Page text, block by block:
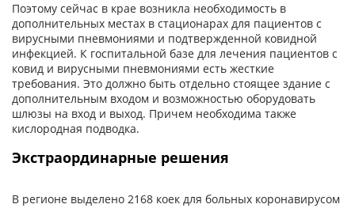
Поэтому сейчас в крае возникла необходимость в
дополнительных местах в стационарах для пациентов с
вирусными пневмониями и подтвержденной ковидной
инфекцией. К госпитальной базе для лечения пациентов с
ковид и вирусными пневмониями есть жесткие
требования. Это должно быть отдельно стоящее здание с
дополнительным входом и возможностью оборудовать
шлюзы на вход и выход. Причем необходима также
кислородная подводка.
Экстраординарные решения
В регионе выделено 2168 коек для больных коронавирусом